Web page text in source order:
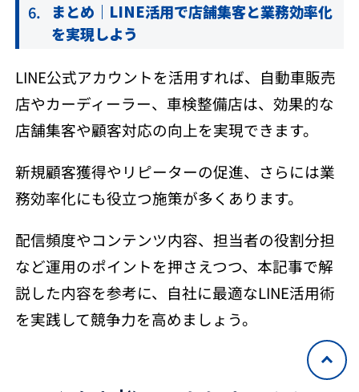
まとめ｜LINE活用で店舗集客と業務効率化
を実現しよう
LINE公式アカウントを活用すれば、自動車販売
店やカーディーラー、車検整備店は、効果的な
店舗集客や顧客対応の向上を実現できます。
新規顧客獲得やリピーターの促進、さらには業
務効率化にも役立つ施策が多くあります。
配信頻度やコンテンツ内容、担当者の役割分担
など運用のポイントを押さえつつ、本記事で解
説した内容を参考に、自社に最適なLINE活用術
を実践して競争力を高めましょう。